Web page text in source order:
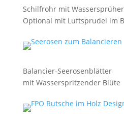
Schilfrohr mit Wassersprüher
Optional mit Luftsprudel im
Balancier-Seerosenblätter
mit Wasserspritzender Blüte